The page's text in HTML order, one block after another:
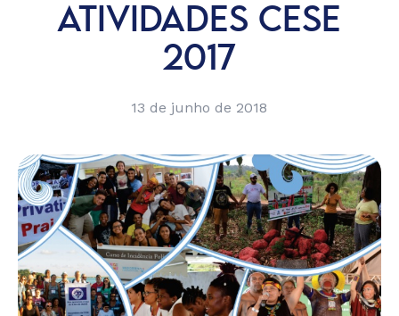
ATIVIDADES CESE
2017
13 de junho de 2018